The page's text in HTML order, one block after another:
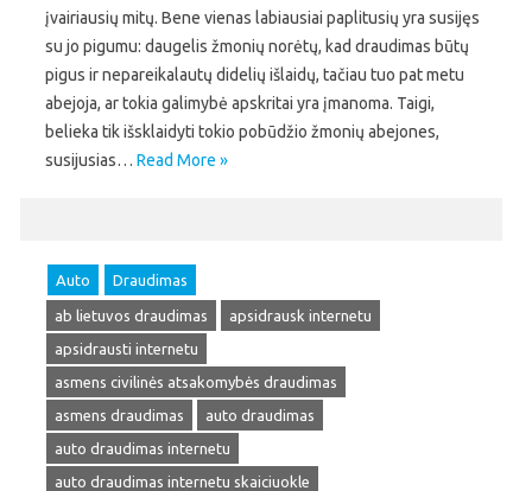
įvairiausių mitų. Bene vienas labiausiai paplitusių yra susijęs
su jo pigumu: daugelis žmonių norėtų, kad draudimas būtų
pigus ir nepareikalautų didelių išlaidų, tačiau tuo pat metu
abejoja, ar tokia galimybė apskritai yra įmanoma. Taigi,
belieka tik išsklaidyti tokio pobūdžio žmonių abejones,
susijusias… Read More »
Auto Draudimas
ab lietuvos draudimas
apsidrausk internetu
apsidrausti internetu
asmens civilinės atsakomybės draudimas
asmens draudimas
auto draudimas
auto draudimas internetu
auto draudimas internetu skaiciuokle